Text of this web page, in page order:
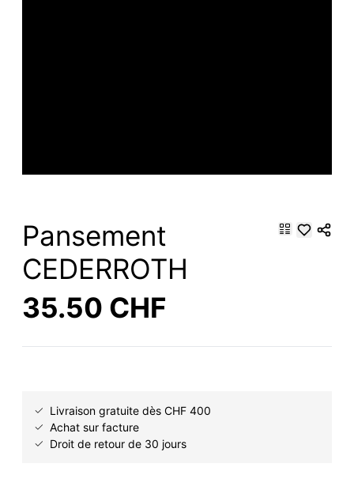
Pansement
CEDERROTH
35.50 CHF
Livraison gratuite dès CHF 400
Achat sur facture
Droit de retour de 30 jours